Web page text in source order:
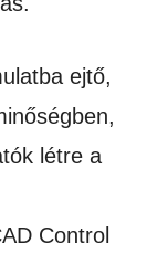
ejtő,
létre a
Control